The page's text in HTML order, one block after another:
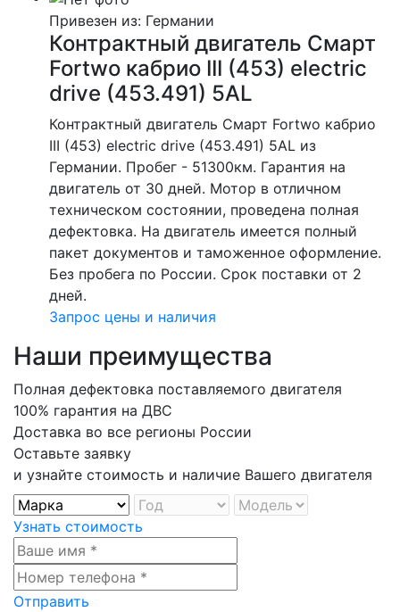
Привезен из: Германии
Контрактный двигатель Смарт
Fortwo кабрио III (453) electric
drive (453.491) 5AL
Контрактный двигатель Смарт Fortwo кабрио
III (453) electric drive (453.491) 5AL из
Германии. Пробег - 51300км. Гарантия на
двигатель от 30 дней. Мотор в отличном
техническом состоянии, проведена полная
дефектовка. На двигатель имеется полный
пакет документов и таможенное оформление.
Без пробега по России. Срок поставки от 2
дней.
Запрос цены и наличия
Наши преимущества
Полная дефектовка поставляемого двигателя
100% гарантия на ДВС
Доставка во все регионы России
Оставьте заявку
и узнайте стоимость и наличие Вашего двигателя
Узнать стоимость
Отправить